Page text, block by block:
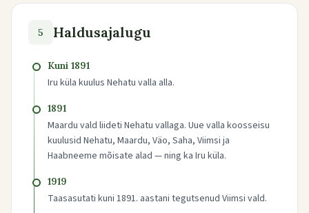
5 Haldusajalugu
Kuni 1891
Iru küla kuulus Nehatu valla alla.
1891
Maardu vald liideti Nehatu vallaga. Uue valla koosseisu
kuulusid Nehatu, Maardu, Väo, Saha, Viimsi ja
Haabneeme mõisate alad — ning ka Iru küla.
1919
Taasasutati kuni 1891. aastani tegutsenud Viimsi vald.